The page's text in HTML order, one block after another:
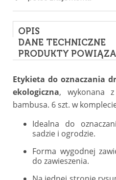
OPIS
DANE TECHNICZNE
PRODUKTY
Etykieta do oznaczania
ekologiczna, wykonana
bambusa. 6 szt. w
Idealna do
sadzie i ogrodzie.
Forma wygodnej
do zawieszenia.